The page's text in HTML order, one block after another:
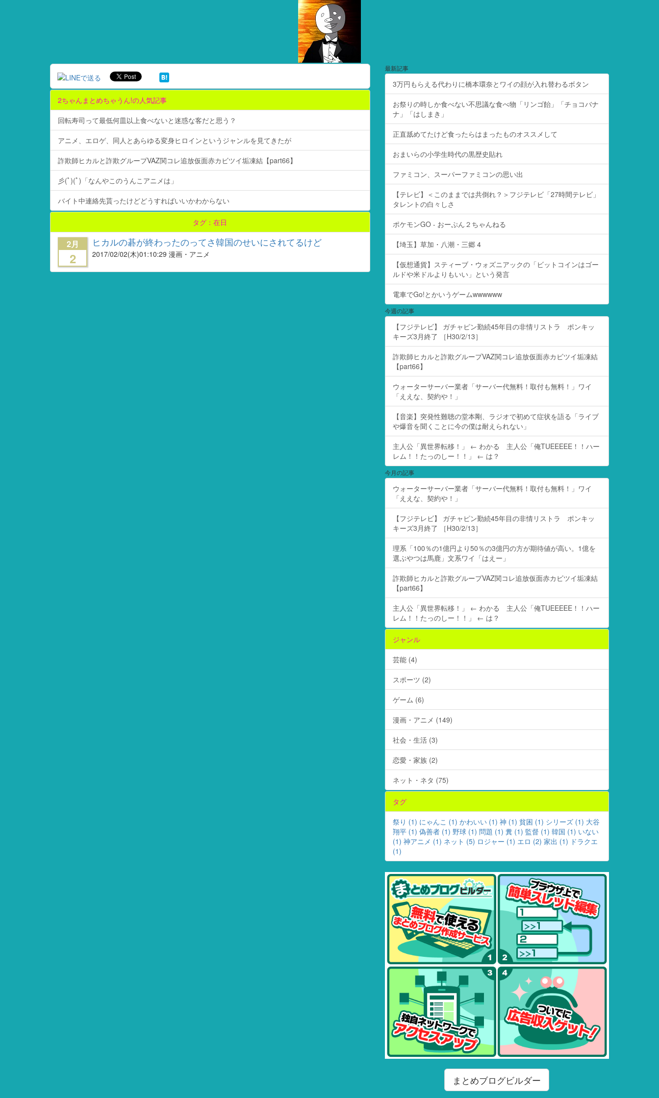
2ちゃんまとめちゃうん!の人気記事
回転寿司って最低何皿以上食べないと迷惑な客だと思う？
アニメ、エロゲ、同人とあらゆる変身ヒロインというジャンルを見てきたが
詐欺師ヒカルと詐欺グループVAZ関コレ追放仮面赤カビツイ垢凍結【part66】
彡(ﾟ)(ﾟ)「なんやこのうんこアニメは」
バイト中連絡先貰ったけどどうすればいいかわからない
タグ：在日
2月
2
ヒカルの碁が終わったのってさ韓国のせいにされてるけど
2017/02/02(木)01:10:29 漫画・アニメ
最新記事
3万円もらえる代わりに橋本環奈とワイの顔が入れ替わるボタン
お祭りの時しか食べない不思議な食べ物「リンゴ飴」「チョコバナ
ナ」「はしまき」
正直舐めてたけど食ったらはまったものオススメして
おまいらの小学生時代の黒歴史貼れ
ファミコン、スーパーファミコンの思い出
【テレビ】＜このままでは共倒れ？＞フジテレビ「27時間テレビ」
タレントの白々しさ
ポケモンGO - おーぷん２ちゃんねる
【埼玉】草加・八潮・三郷 4
【仮想通貨】スティーブ・ウォズニアックの「ビットコインはゴー
ルドや米ドルよりもいい」という発言
電車でGo!とかいうゲームwwwwww
今週の記事
【フジテレビ】 ガチャピン勤続45年目の非情リストラ ポンキッ
キーズ3月終了 ［H30/2/13］
詐欺師ヒカルと詐欺グループVAZ関コレ追放仮面赤カビツイ垢凍結
【part66】
ウォーターサーバー業者「サーバー代無料！取付も無料！」ワイ
「ええな、契約や！」
【音楽】突発性難聴の堂本剛、ラジオで初めて症状を語る「ライブ
や爆音を聞くことに今の僕は耐えられない」
主人公「異世界転移！」 ← わかる 主人公「俺TUEEEEE！！ハー
レム！！たっのしー！！」 ← は？
今月の記事
ウォーターサーバー業者「サーバー代無料！取付も無料！」ワイ
「ええな、契約や！」
【フジテレビ】 ガチャピン勤続45年目の非情リストラ ポンキッ
キーズ3月終了 ［H30/2/13］
理系「100％の1億円より50％の3億円の方が期待値が高い。1億を
選ぶやつは馬鹿」文系ワイ「はえー」
詐欺師ヒカルと詐欺グループVAZ関コレ追放仮面赤カビツイ垢凍結
【part66】
主人公「異世界転移！」 ← わかる 主人公「俺TUEEEEE！！ハー
レム！！たっのしー！！」 ← は？
ジャンル
芸能 (4)
スポーツ (2)
ゲーム (6)
漫画・アニメ (149)
社会・生活 (3)
恋愛・家族 (2)
ネット・ネタ (75)
タグ
祭り (1) にゃんこ (1) かわいい (1) 神 (1) 貧困 (1) シリーズ (1) 大谷
翔平 (1) 偽善者 (1) 野球 (1) 問題 (1) 糞 (1) 監督 (1) 韓国 (1) いない
(1) 神アニメ (1) ネット (5) ロジャー (1) エロ (2) 家出 (1) ドラクエ
(1)
まとめブログビルダー